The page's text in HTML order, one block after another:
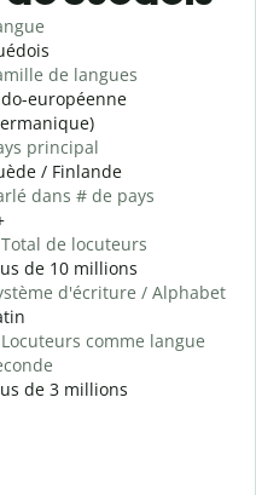
de langues
européenne
principal
/ Finlande
dans # de pays
de locuteurs
de 10 millions
d'écriture / Alphabet
comme langue
de 3 millions